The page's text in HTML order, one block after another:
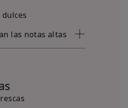
las notas altas